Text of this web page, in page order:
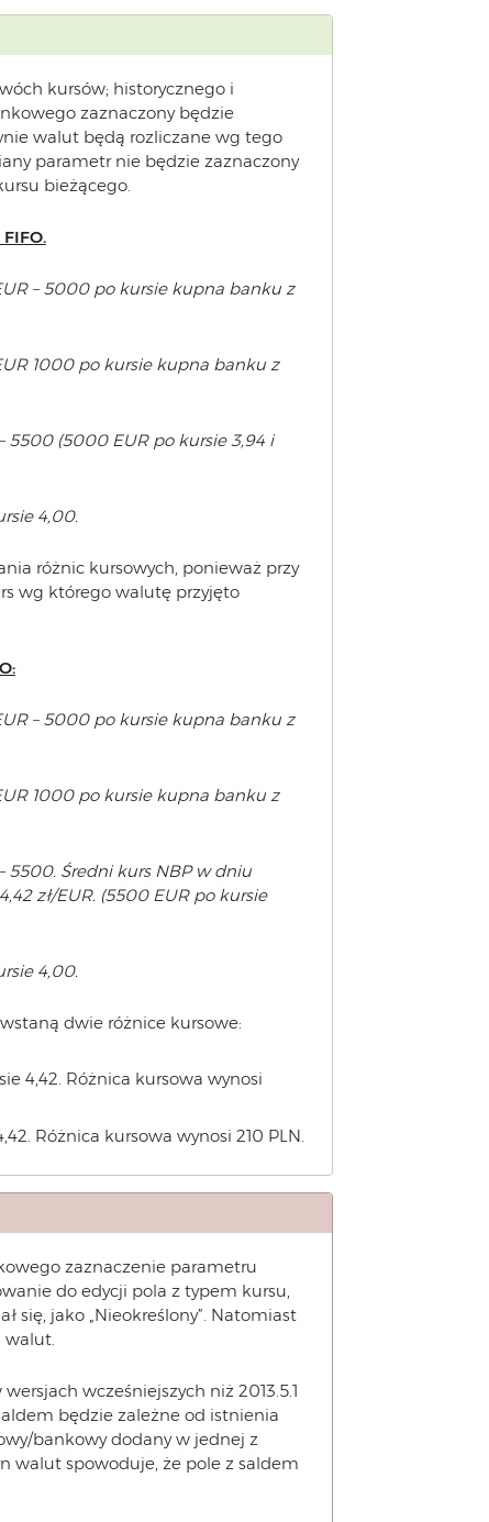
kursów; historycznego i
zaznaczony będzie
walut będą rozliczane wg tego
parametr nie będzie zaznaczony
bieżącego.
– 5000 po kursie kupna banku z
1000 po kursie kupna banku z
5500 (5000 EUR po kursie 3,94 i
4,00.
różnic kursowych, ponieważ przy
wg którego walutę przyjęto
– 5000 po kursie kupna banku z
1000 po kursie kupna banku z
5500. Średni kurs NBP w dniu
zł/EUR. (5500 EUR po kursie
4,00.
dwie różnice kursowe:
4,42. Różnica kursowa wynosi
Różnica kursowa wynosi 210 PLN.
zaznaczenie parametru
do edycji pola z typem kursu,
się, jako „Nieokreślony”. Natomiast
walut.
wcześniejszych niż 2013.5.1
będzie zależne od istnienia
bankowy dodany w jednej z
walut spowoduje, że pole z saldem